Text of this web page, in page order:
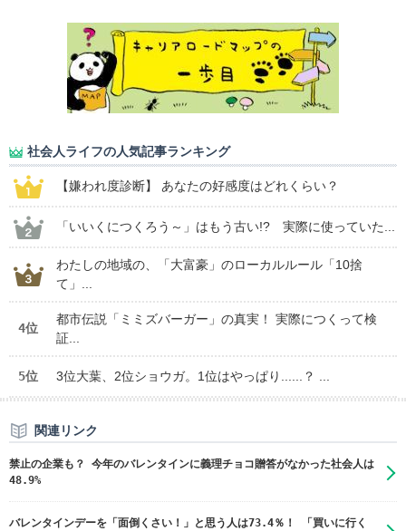
社会人ライフの人気記事ランキング
【嫌われ度診断】 あなたの好感度はどれくらい？
「いいくにつくろう～」はもう古い!? 実際に使っていた...
わたしの地域の、「大富豪」のローカルルール「10捨
て」...
4位
都市伝説「ミミズバーガー」の真実！ 実際につくって検
証...
5位 3位大葉、2位ショウガ。1位はやっぱり......？ ...
関連リンク
禁止の企業も？ 今年のバレンタインに義理チョコ贈答がなかった社会人は
48.9%
バレンタインデーを「面倒くさい！」と思う人は73.4％！ 「買いに行く